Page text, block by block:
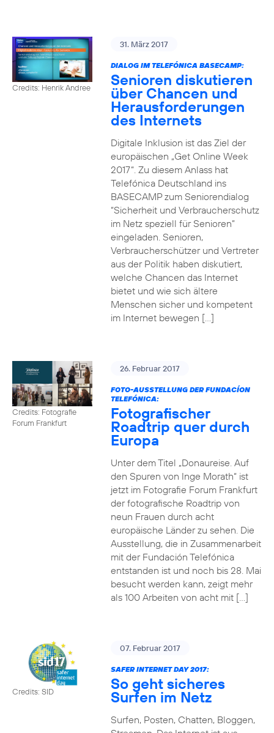
Credits: Henrik Andree
31. März 2017
DIALOG IM TELEFÓNICA BASECAMP:
Senioren diskutieren
über Chancen und
Herausforderungen
des Internets
Digitale Inklusion ist das Ziel der
europäischen „Get Online Week
2017“. Zu diesem Anlass hat
Telefónica Deutschland ins
BASECAMP zum Seniorendialog
“Sicherheit und Verbraucherschutz
im Netz speziell für Senioren”
eingeladen. Senioren,
Verbraucherschützer und Vertreter
aus der Politik haben diskutiert,
welche Chancen das Internet
bietet und wie sich ältere
Menschen sicher und kompetent
im Internet bewegen […]
Credits: Fotografie
Forum Frankfurt
26. Februar 2017
FOTO-AUSSTELLUNG DER FUNDACÍON
TELEFÓNICA:
Fotografischer
Roadtrip quer durch
Europa
Unter dem Titel „Donaureise. Auf
den Spuren von Inge Morath“ ist
jetzt im Fotografie Forum Frankfurt
der fotografische Roadtrip von
neun Frauen durch acht
europäische Länder zu sehen. Die
Ausstellung, die in Zusammenarbeit
mit der Fundación Telefónica
entstanden ist und noch bis 28. Mai
besucht werden kann, zeigt mehr
als 100 Arbeiten von acht mit […]
Credits: SID
07. Februar 2017
SAFER INTERNET DAY 2017:
So geht sicheres
Surfen im Netz
Surfen, Posten, Chatten, Bloggen,